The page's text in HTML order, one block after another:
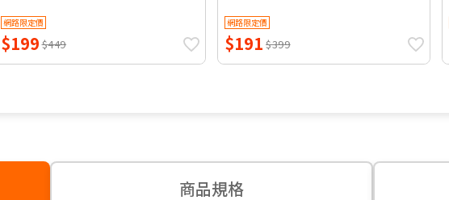
網路限定價
$199$449
網路限定價
$191 $399
商品規格